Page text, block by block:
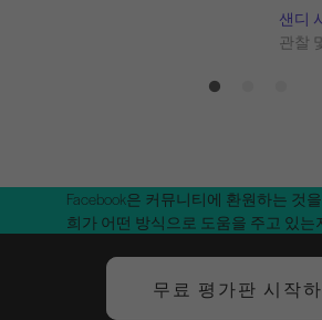
샌디
관찰
Facebook은 커뮤니티에 환원하는 것
희가 어떤 방식으로 도움을 주고 있는
무료 평가판 시작